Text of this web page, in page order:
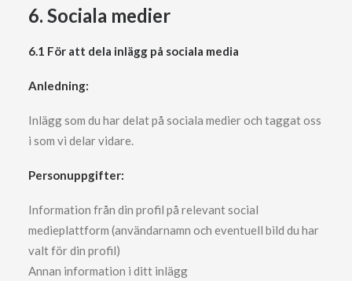
6. Sociala medier
6.1 För att dela inlägg på sociala media
Anledning:
Inlägg som du har delat på sociala medier och taggat oss
i som vi delar vidare.
Personuppgifter:
Information från din profil på relevant social
medieplattform (användarnamn och eventuell bild du har
valt för din profil)
Annan information i ditt inlägg